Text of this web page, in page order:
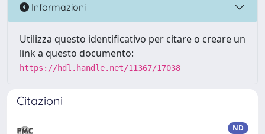
Informazioni
Utilizza questo identificativo per citare o creare un
link a questo documento:
https://hdl.handle.net/11367/17038
Citazioni
ND